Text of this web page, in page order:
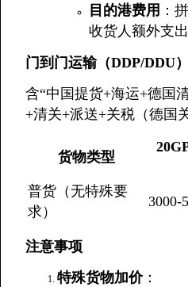
目的港费用 ：
收货人额外支出
门到门运输（DDP/DDU）
含“中国提货+海运+德国
+清关+派送+关税（德国
货物类型
普货（无特殊要
求）
3000-
注意事项
特殊货物加价：